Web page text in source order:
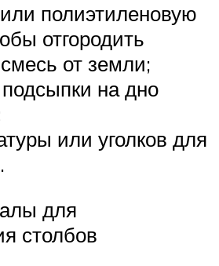
полиэтиленовую
отгородить
от земли;
на дно
или уголков для
для
столбов